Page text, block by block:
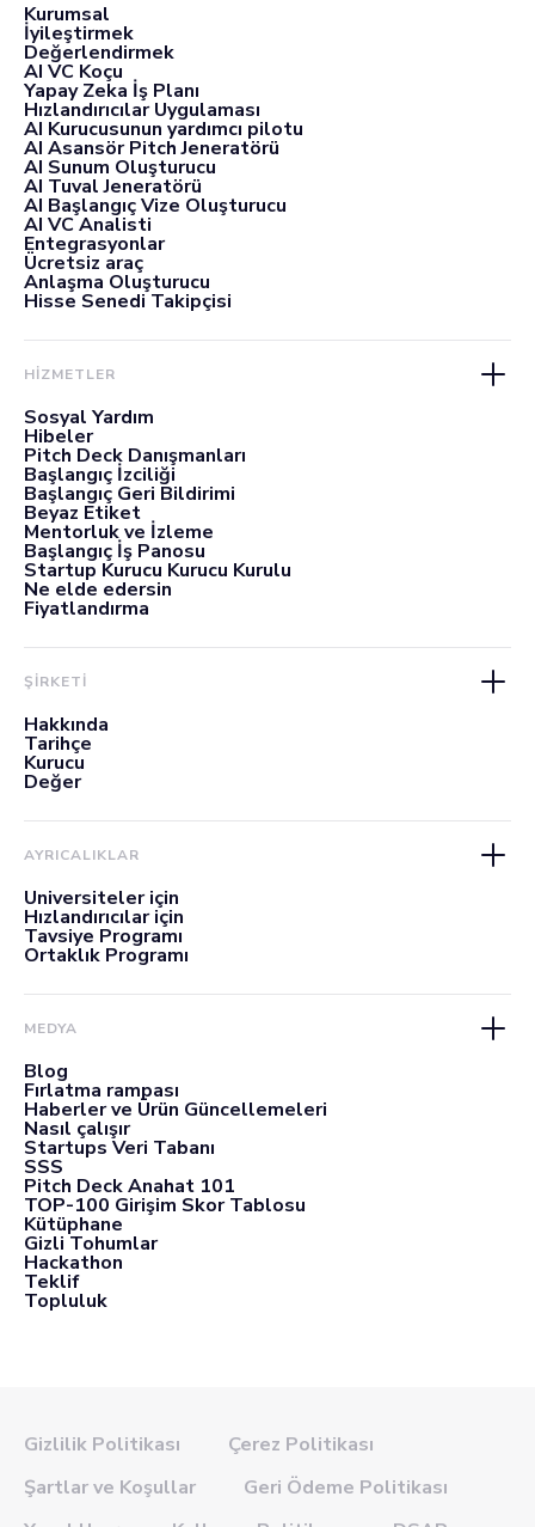
Kurumsal
İyileştirmek
Değerlendirmek
AI VC Koçu
Yapay Zeka İş Planı
Hızlandırıcılar Uygulaması
AI Kurucusunun yardımcı pilotu
AI Asansör Pitch Jeneratörü
AI Sunum Oluşturucu
AI Tuval Jeneratörü
AI Başlangıç Vize Oluşturucu
AI VC Analisti
Entegrasyonlar
Ücretsiz araç
Anlaşma Oluşturucu
Hisse Senedi Takipçisi
HİZMETLER
Sosyal Yardım
Hibeler
Pitch Deck Danışmanları
Başlangıç İzciliği
Başlangıç Geri Bildirimi
Beyaz Etiket
Mentorluk ve İzleme
Başlangıç İş Panosu
Startup Kurucu Kurucu Kurulu
Ne elde edersin
Fiyatlandırma
ŞİRKETİ
Hakkında
Tarihçe
Kurucu
Değer
AYRICALIKLAR
Üniversiteler için
Hızlandırıcılar için
Tavsiye Programı
Ortaklık Programı
MEDYA
Blog
Fırlatma rampası
Haberler ve Ürün Güncellemeleri
Nasıl çalışır
Startups Veri Tabanı
SSS
Pitch Deck Anahat 101
TOP-100 Girişim Skor Tablosu
Kütüphane
Gizli Tohumlar
Hackathon
Teklif
Topluluk
Gizlilik Politikası
Çerez Politikası
Şartlar ve Koşullar
Geri Ödeme Politikası